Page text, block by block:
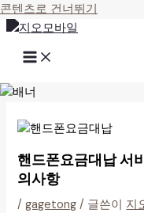
콘텐츠로 건너뛰기
핸드폰요금대납 서
의사항
/gagetong / 글쓴이 지